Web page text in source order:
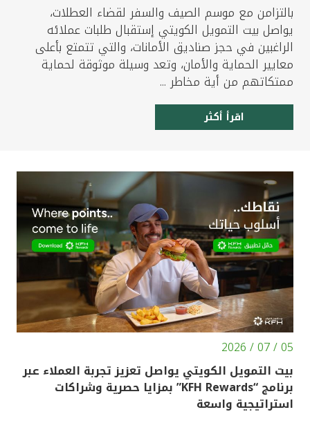
بالتزامن مع موسم الصيف والسفر لقضاء العطلات،
يواصل بيت التمويل الكويتي إستقبال طلبات عملائه
الراغبين في حجز صناديق الأمانات، والتي تتمتع بأعلى
معايير الحماية والأمان، وتعد وسيلة موثوقة لحماية
ممتكاتهم من أية مخاطر ...
اقرأ أكثر
05 / 07 / 2026
بيت التمويل الكويتي يواصل تعزيز تجربة العملاء عبر
برنامج “KFH Rewards” بمزايا حصرية وشراكات
استراتيجية واسعة